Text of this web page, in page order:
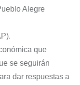
Alegre
que
se seguirán
dar respuestas a